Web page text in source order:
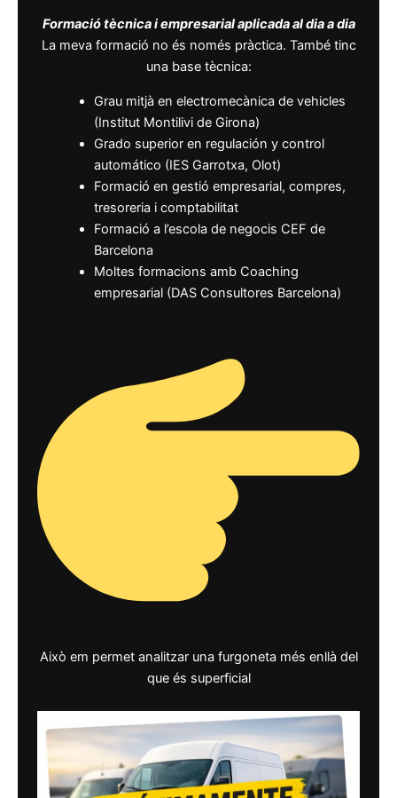
Formació tècnica i empresarial aplicada al dia a dia
La meva formació no és només pràctica. També tinc
una base tècnica:
Grau mitjà en electromecànica de vehicles
(Institut Montilivi de Girona)
Grado superior en regulación y control
automático (IES Garrotxa, Olot)
Formació en gestió empresarial, compres,
tresoreria i comptabilitat
Formació a l’escola de negocis CEF de
Barcelona
Moltes formacions amb Coaching
empresarial (DAS Consultores Barcelona)
Això em permet analitzar una furgoneta més enllà del
que és superficial